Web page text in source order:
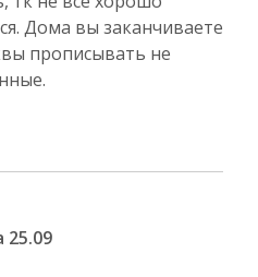
Дома вы заканчиваете
прописывать не